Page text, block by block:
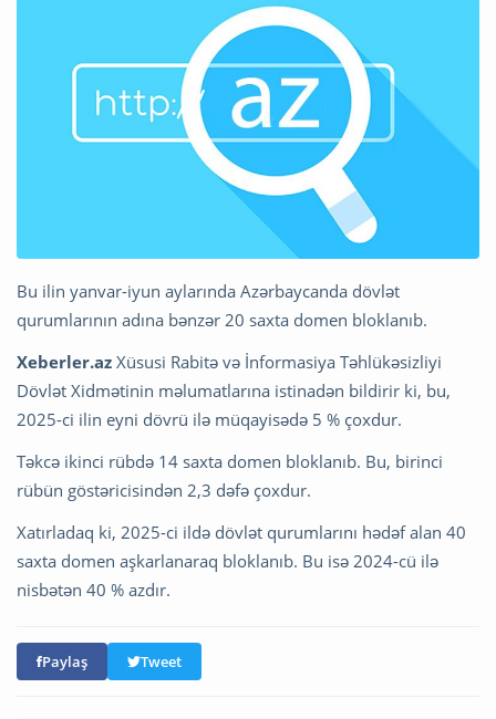
Bu ilin yanvar-iyun aylarında Azərbaycanda dövlət
qurumlarının adına bənzər 20 saxta domen bloklanıb.
Xeberler.az Xüsusi Rabitə və İnformasiya Təhlükəsizliyi
Dövlət Xidmətinin məlumatlarına istinadən bildirir ki, bu,
2025-ci ilin eyni dövrü ilə müqayisədə 5 % çoxdur.
Təkcə ikinci rübdə 14 saxta domen bloklanıb. Bu, birinci
rübün göstəricisindən 2,3 dəfə çoxdur.
Xatırladaq ki, 2025-ci ildə dövlət qurumlarını hədəf alan 40
saxta domen aşkarlanaraq bloklanıb. Bu isə 2024-cü ilə
nisbətən 40 % azdır.
Paylaş Tweet